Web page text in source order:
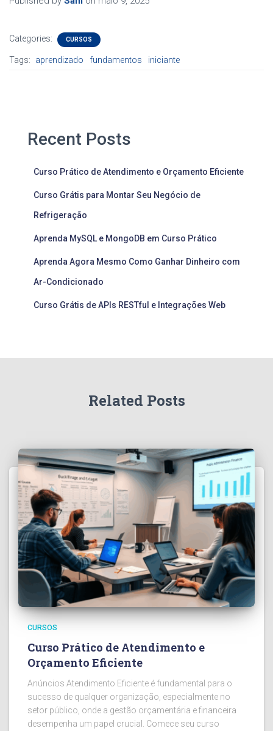
Categories: CURSOS
Tags: aprendizado fundamentos iniciante
Recent Posts
Curso Prático de Atendimento e Orçamento Eficiente
Curso Grátis para Montar Seu Negócio de
Refrigeração
Aprenda MySQL e MongoDB em Curso Prático
Aprenda Agora Mesmo Como Ganhar Dinheiro com
Ar-Condicionado
Curso Grátis de APIs RESTful e Integrações Web
Related Posts
CURSOS
Curso Prático de Atendimento e
Orçamento Eficiente
Anúncios Atendimento Eficiente é fundamental para o
sucesso de qualquer organização, especialmente no
setor público, onde a gestão orçamentária e financeira
desempenha um papel crucial. Comece seu curso